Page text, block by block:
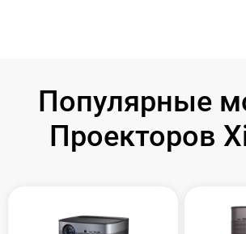
Популярные
Проекторов